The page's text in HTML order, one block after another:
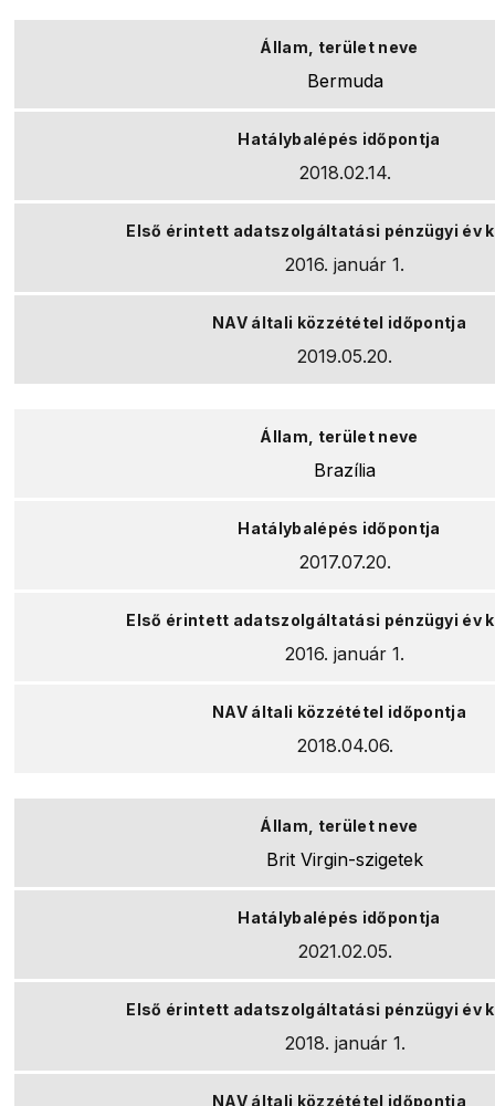
Bermuda
2018.02.14.
2016. január 1.
2019.05.20.
Brazília
2017.07.20.
2016. január 1.
2018.04.06.
Brit Virgin-szigetek
2021.02.05.
2018. január 1.